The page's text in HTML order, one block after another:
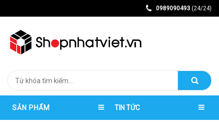
0989090493 (24/24)
SẢN PHẨM TIN TỨC